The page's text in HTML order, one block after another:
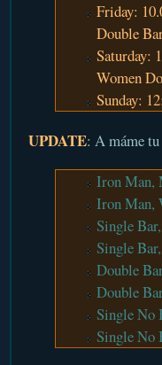
Friday:
Double
Saturday:
Women
Sunday:
UPDATE: A máme
Iron Man,
Iron Man,
Single
Single
Double
Double
Single No
Single No